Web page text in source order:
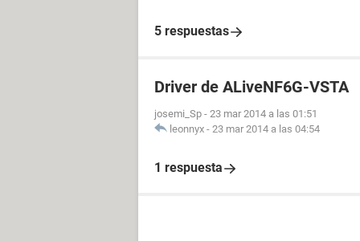
5 respuestas
Driver de ALiveNF6G-VSTA
josemi_Sp - 23 mar 2014 a las 01:51
leonnyx - 23 mar 2014 a las 04:54
1 respuesta